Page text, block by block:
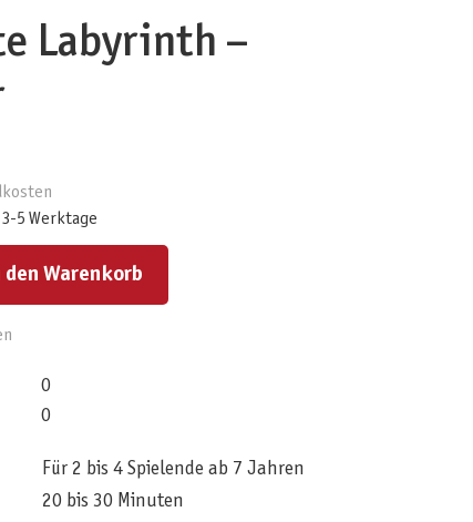
Labyrinth –
5 Werktage
ein oder benutze die Schaltflächen um die Anzahl zu erhöhen oder zu reduzieren.
den Warenkorb
0
0
Für 2 bis 4 Spielende ab 7 Jahren
20 bis 30 Minuten